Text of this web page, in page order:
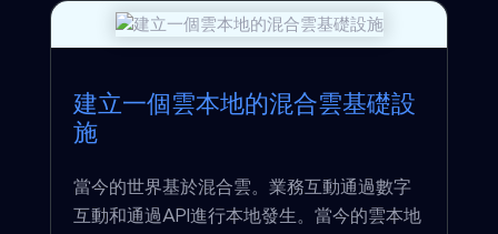
建立一個雲本地的混合雲基礎設
施
當今的世界基於混合雲。業務互動通過數字
互動和通過API進行本地發生。當今的雲本地